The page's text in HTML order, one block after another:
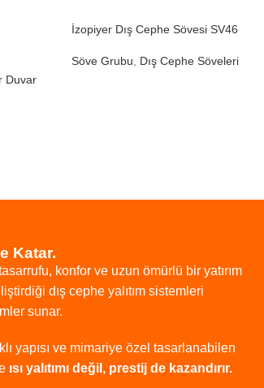
Duvar
İzopiyer Dış Cephe Sövesi SV46
Söve Grubu Dış Cephe Söveleri
Katar.
konfor ve uzun ömürlü bir yatırım
dış cephe yalıtım sistemleri
sunar.
yapısı ve mimariye özel tasarlanabilen
ısı yalıtımı değil, prestij de kazandırır.